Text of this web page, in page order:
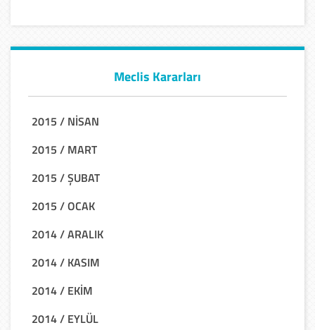
Meclis Kararları
2015 / NİSAN
2015 / MART
2015 / ŞUBAT
2015 / OCAK
2014 / ARALIK
2014 / KASIM
2014 / EKİM
2014 / EYLÜL